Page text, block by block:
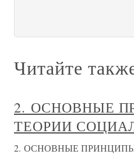
Читайте
2. ОСНОВНЫЕ
ТЕОРИИ
2. ОСНОВНЫЕ